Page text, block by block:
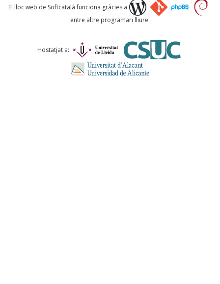
Què proposeu?
Comentari *
El lloc web de Softcatalà funciona gràcies a
entre altre programari lliure.
Hostatjat a: